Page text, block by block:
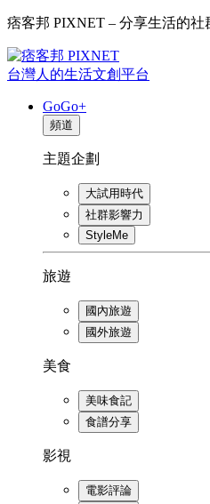
痞客邦 PIXNET – 分享生活的社
台灣人的生活文創平台
GoGo+
頻道
主題企劃
大試用時代
社群影響力
StyleMe
旅遊
國內旅遊
國外旅遊
美食
美味食記
食譜分享
影視
電影評論